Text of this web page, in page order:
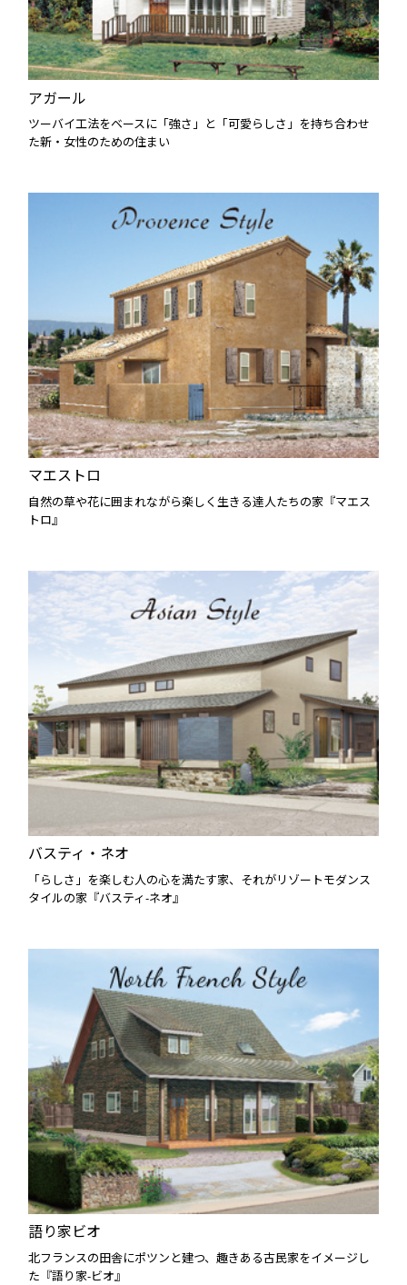
アガール
ツーバイ工法をベースに「強さ」と「可愛らしさ」を持ち合わせ
た新・女性のための住まい
マエストロ
自然の草や花に囲まれながら楽しく生きる達人たちの家『マエス
トロ』
バスティ・ネオ
「らしさ」を楽しむ人の心を満たす家、それがリゾートモダンス
タイルの家『バスティ-ネオ』
語り家ビオ
北フランスの田舎にポツンと建つ、趣きある古民家をイメージし
た『語り家-ビオ』